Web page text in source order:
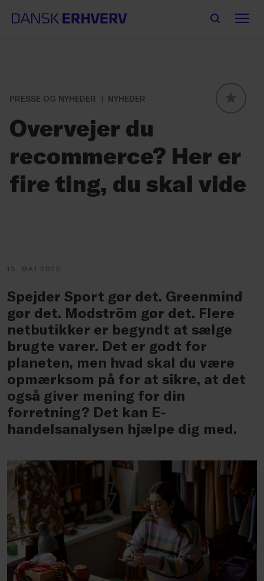
PRESSE OG NYHEDER
NYHEDER
Overvejer du
recommerce? Her er
fire ting, du skal vide
13. MAJ 2025
Spejder Sport gør det. Greenmind
gør det. Modström gør det. Flere
netbutikker er begyndt at sælge
brugte varer. Det er godt for
planeten, men hvad skal du være
opmærksom på for at sikre, at det
også giver mening for din
forretning? Det kan E-
handelsanalysen hjælpe dig med.